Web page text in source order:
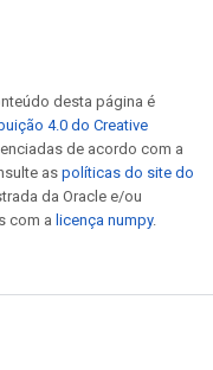
desta página é
4.0 do Creative
de acordo com a
aspolíticas do site do
da Oracle e/ou
com a licença numpy.